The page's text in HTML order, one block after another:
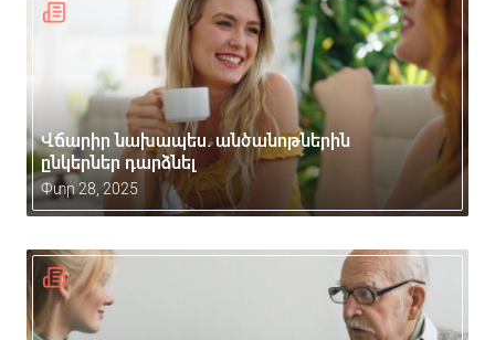
Վճարիր նախապես. անծանոթներին
ընկերներ դարձնել
Փտր 28, 2025